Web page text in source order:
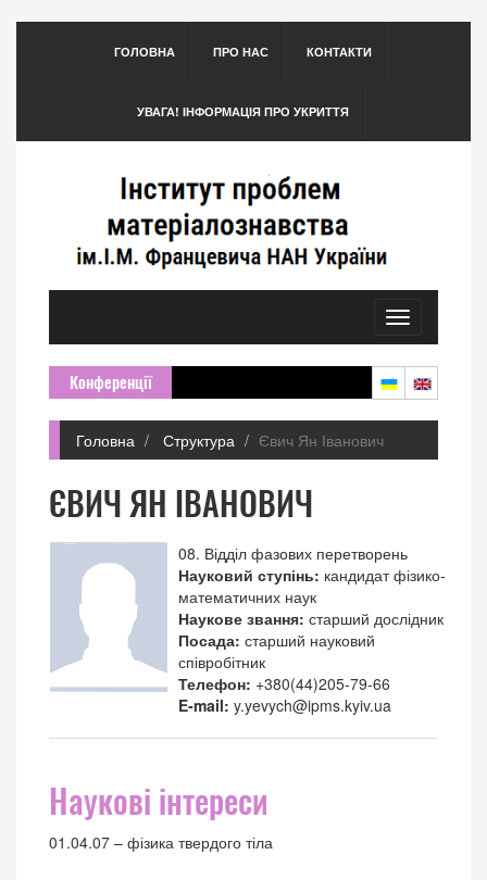
ГОЛОВНА ПРО НАС КОНТАКТИ
УВАГА! ІНФОРМАЦІЯ ПРО УКРИТТЯ
Toggle
navigation
Конференції
Головна Структура Євич Ян Іванович
ЄВИЧ ЯН ІВАНОВИЧ
08. Відділ фазових перетворень
Науковий ступінь: кандидат фізико-
математичних наук
Наукове звання:старший дослідник
Посада:старший науковий
співробітник
Телефон: +380(44)205-79-66
E-mail:y.yevych@ipms.kyiv.ua
Наукові інтереси
01.04.07 – фізика твердого тіла